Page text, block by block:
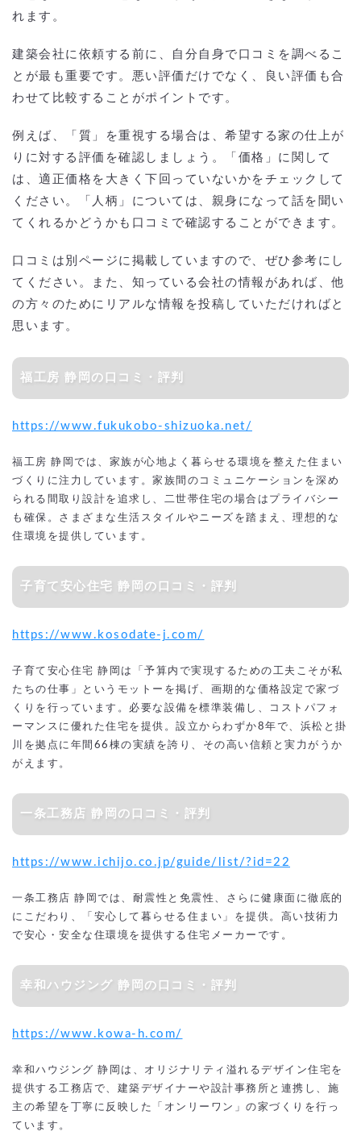
れます。
建築会社に依頼する前に、自分自身で口コミを調べるこ
とが最も重要です。悪い評価だけでなく、良い評価も合
わせて比較することがポイントです。
例えば、「質」を重視する場合は、希望する家の仕上が
りに対する評価を確認しましょう。「価格」に関して
は、適正価格を大きく下回っていないかをチェックして
ください。「人柄」については、親身になって話を聞い
てくれるかどうかも口コミで確認することができます。
口コミは別ページに掲載していますので、ぜひ参考にし
てください。また、知っている会社の情報があれば、他
の方々のためにリアルな情報を投稿していただければと
思います。
福工房 静岡の口コミ・評判
https://www.fukukobo-shizuoka.net/
福工房 静岡では、家族が心地よく暮らせる環境を整えた住まい
づくりに注力しています。家族間のコミュニケーションを深め
られる間取り設計を追求し、二世帯住宅の場合はプライバシー
も確保。さまざまな生活スタイルやニーズを踏まえ、理想的な
住環境を提供しています。
子育て安心住宅 静岡の口コミ・評判
https://www.kosodate-j.com/
子育て安心住宅 静岡は「予算内で実現するための工夫こそが私
たちの仕事」というモットーを掲げ、画期的な価格設定で家づ
くりを行っています。必要な設備を標準装備し、コストパフォ
ーマンスに優れた住宅を提供。設立からわずか8年で、浜松と掛
川を拠点に年間66棟の実績を誇り、その高い信頼と実力がうか
がえます。
一条工務店 静岡の口コミ・評判
https://www.ichijo.co.jp/guide/list/?id=22
一条工務店 静岡では、耐震性と免震性、さらに健康面に徹底的
にこだわり、「安心して暮らせる住まい」を提供。高い技術力
で安心・安全な住環境を提供する住宅メーカーです。
幸和ハウジング 静岡の口コミ・評判
https://www.kowa-h.com/
幸和ハウジング 静岡は、オリジナリティ溢れるデザイン住宅を
提供する工務店で、建築デザイナーや設計事務所と連携し、施
主の希望を丁寧に反映した「オンリーワン」の家づくりを行っ
ています。